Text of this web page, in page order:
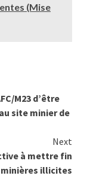
(Mise
M23 d’être
site minier de
Next
à mettre fin
illicites